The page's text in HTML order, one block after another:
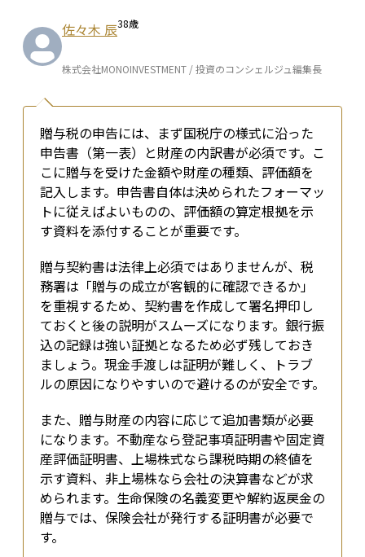
佐々木 辰38歳
株式会社MONOINVESTMENT / 投資のコンシェルジュ編集長
贈与税の申告には、まず国税庁の様式に沿った
申告書（第一表）と財産の内訳書が必須です。こ
こに贈与を受けた金額や財産の種類、評価額を
記入します。申告書自体は決められたフォーマッ
トに従えばよいものの、評価額の算定根拠を示
す資料を添付することが重要です。
贈与契約書は法律上必須ではありませんが、税
務署は「贈与の成立が客観的に確認できるか」
を重視するため、契約書を作成して署名押印し
ておくと後の説明がスムーズになります。銀行振
込の記録は強い証拠となるため必ず残しておき
ましょう。現金手渡しは証明が難しく、トラブ
ルの原因になりやすいので避けるのが安全です。
また、贈与財産の内容に応じて追加書類が必要
になります。不動産なら登記事項証明書や固定資
産評価証明書、上場株式なら課税時期の終値を
示す資料、非上場株なら会社の決算書などが求
められます。生命保険の名義変更や解約返戻金の
贈与では、保険会社が発行する証明書が必要で
す。